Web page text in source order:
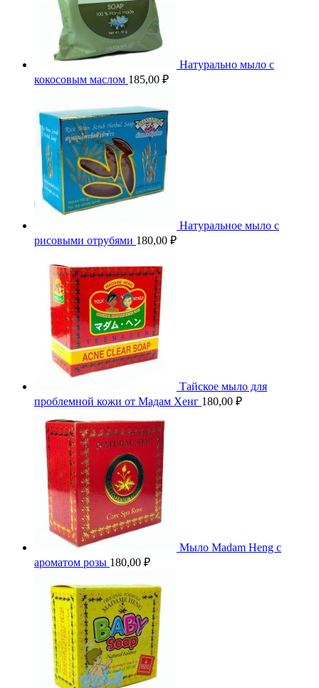
Натурально мыло с
кокосовым маслом 185,00 ₽
Натуральное мыло с
рисовыми отрубями 180,00 ₽
Тайское мыло для
проблемной кожи от Мадам Хенг 180,00 ₽
Мыло Madam Heng с
ароматом розы 180,00 ₽